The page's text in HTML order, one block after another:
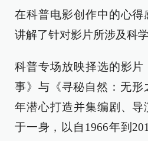
在科普电影创作中的心得
讲解了针对影片所涉及科
科普专场放映择选的影
事》与《寻秘自然：无形
年潜心打造并集编剧、导
于一身，以自1966年到